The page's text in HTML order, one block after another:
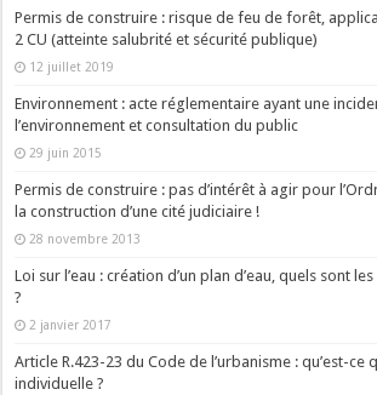
Permis de construire : risque de feu de forêt,
2 CU (atteinte salubrité et sécurité publique)
12 juillet 2019
Environnement : acte réglementaire ayant une
l’environnement et consultation du public
29 juin 2015
Permis de construire : pas d’intérêt à agir pour
la construction d’une cité judiciaire !
28 novembre 2013
Loi sur l’eau : création d’un plan d’eau, quels sont
?
2 janvier 2017
Article R.423-23 du Code de l’urbanisme : qu’est-ce
individuelle ?